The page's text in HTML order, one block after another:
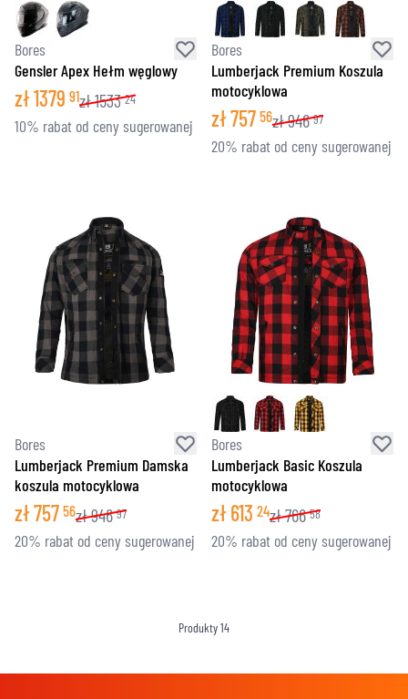
Bores
Gensler Apex Hełm węglowy
zł1379 91zł1533 24
10% rabat od ceny sugerowanej
Bores
Lumberjack Premium Koszula
motocyklowa
zł757 56zł946 97
20% rabat od ceny sugerowanej
Bores
Lumberjack Premium Damska
koszula motocyklowa
zł757 56zł946 97
20% rabat od ceny sugerowanej
Bores
Lumberjack Basic Koszula
motocyklowa
zł613 24zł766 58
20% rabat od ceny sugerowanej
Produkty14